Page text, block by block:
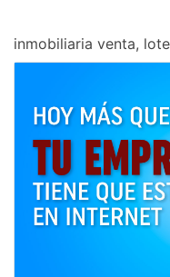
inmobiliaria venta,